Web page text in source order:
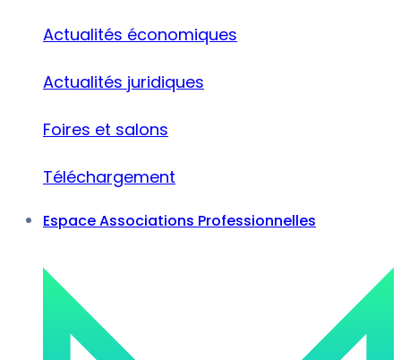
Actualités économiques
Actualités juridiques
Foires et salons
Téléchargement
Espace Associations Professionnelles